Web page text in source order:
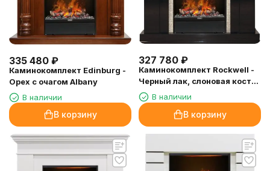
335 480 ₽
Каминокомплект Edinburg -
Орех с очагом Albany
В наличии
В корзину
327 780 ₽
Каминокомплект Rockwell -
Черный лак, слоновая кость
с очагом Albany
В наличии
В корзину